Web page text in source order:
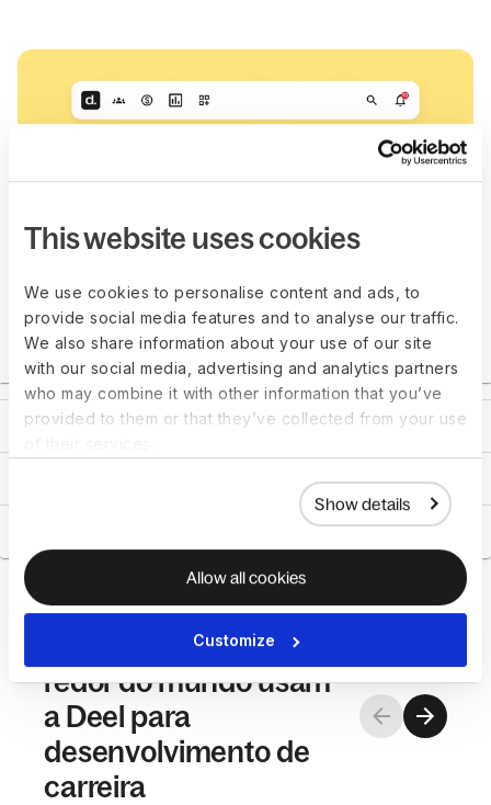
This website uses cookies
We use cookies to personalise content and ads, to
provide social media features and to analyse our traffic.
We also share information about your use of our site
with our social media, advertising and analytics partners
who may combine it with other information that you’ve
provided to them or that they’ve collected from your use
Show details
Allow all cookies
Customize
Gestão De Carreira
Por que empresas ao
redor do mundo usam
a Deel para
desenvolvimento de
carreira